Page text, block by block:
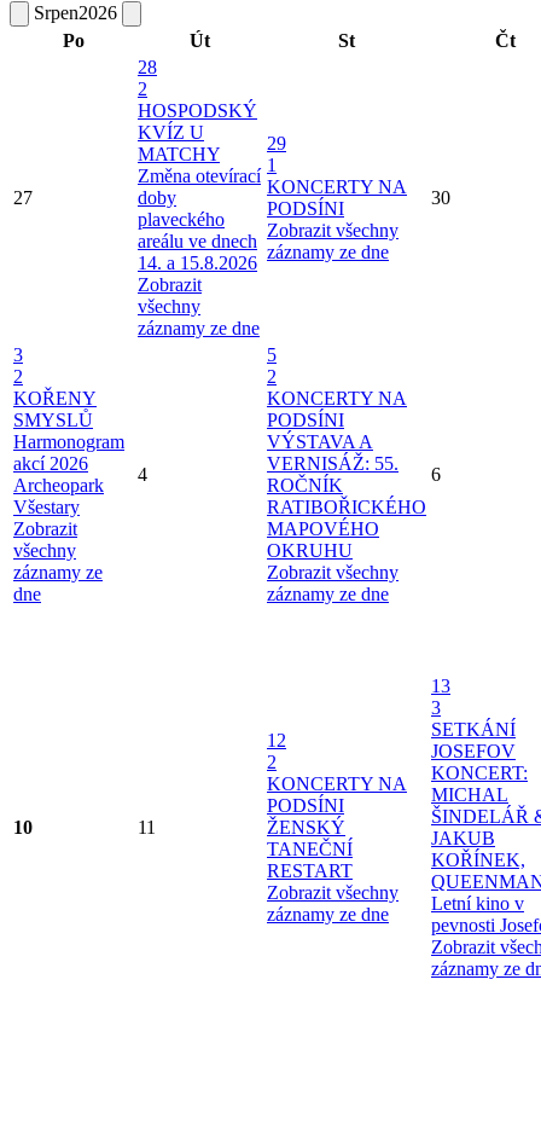
Srpen2026
Po
Út St Čt
27
28
2
HOSPODSKÝ
KVÍZ U
MATCHY
Změna otevírací
doby
plaveckého
areálu ve dnech
14. a 15.8.2026
Zobrazit
všechny
záznamy ze dne
29
1
KONCERTY NA
PODSÍNI
Zobrazit všechny
záznamy ze dne
30
3
2
KOŘENY
SMYSLŮ
Harmonogram
akcí 2026
Archeopark
Všestary
Zobrazit
všechny
záznamy ze
dne
4
5
2
KONCERTY NA
PODSÍNI
VÝSTAVA A
VERNISÁŽ: 55.
ROČNÍK
RATIBOŘICKÉHO
MAPOVÉHO
OKRUHU
Zobrazit všechny
záznamy ze dne
6
10 11
12
2
KONCERTY NA
PODSÍNI
ŽENSKÝ
TANEČNÍ
RESTART
Zobrazit všechny
záznamy ze dne
13
3
SETKÁNÍ
JOSEFOV
KONCERT:
MICHAL
ŠINDELÁŘ
JAKUB
KOŘÍNEK,
Letní kino v
pevnosti
Zobrazit
záznamy ze